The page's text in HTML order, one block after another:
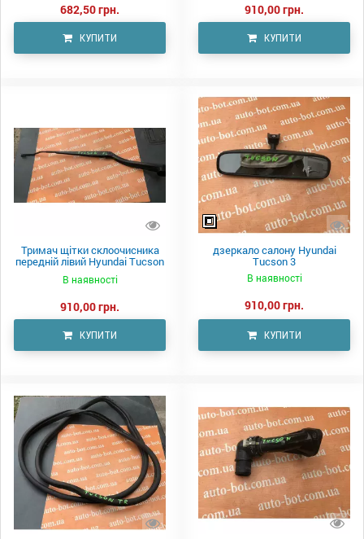
682,50 грн.
КУПИТИ
910,00 грн.
КУПИТИ
Тримач щітки склоочисника
передній лівий Hyundai Tucson
В наявності
910,00 грн.
КУПИТИ
дзеркало салону Hyundai
Tucson 3
В наявності
910,00 грн.
КУПИТИ